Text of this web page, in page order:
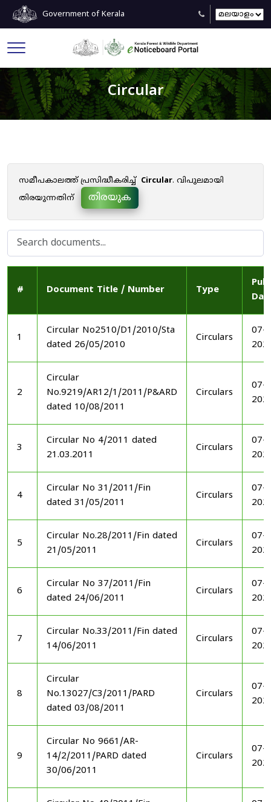
Government of Kerala
Circular
സമീപകാലത്ത് പ്രസിദ്ധീകരിച്ച് Circular. വിപുലമായി
തിരയുന്നതിന്
തിരയുക
# Document Title / Number Type
1
Circular No2510/D1/2010/Sta
dated 26/05/2010
Circulars
07-
2
Circular
No.9219/AR12/1/2011/P&ARD
dated 10/08/2011
Circulars
07-
3
Circular No 4/2011 dated
21.03.2011
Circulars
07-
4
Circular No 31/2011/Fin
dated 31/05/2011
Circulars
07-
5
Circular No.28/2011/Fin dated
21/05/2011
Circulars
07-
6
Circular No 37/2011/Fin
dated 24/06/2011
Circulars
07-
7
Circular No.33/2011/Fin dated
14/06/2011
Circulars
07-
8
Circular
No.13027/C3/2011/PARD
dated 03/08/2011
Circulars
07-
9
Circular No 9661/AR-
14/2/2011/PARD dated
30/06/2011
Circulars
07-